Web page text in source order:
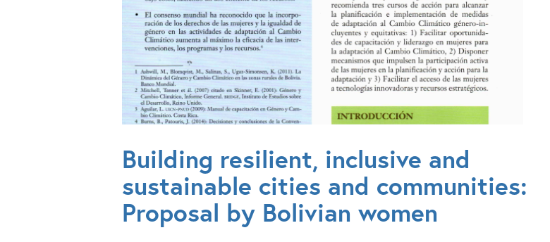
Building resilient, inclusive and
sustainable cities and communities:
Proposal by Bolivian women